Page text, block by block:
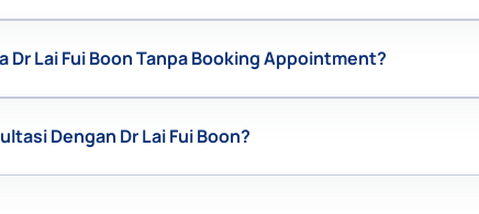
Dr Lai Fui Boon Tanpa Booking Appointment?
Dengan Dr Lai Fui Boon?